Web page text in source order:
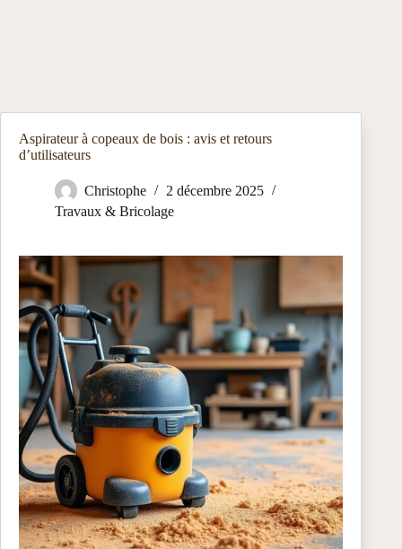
Aspirateur à copeaux de bois : avis et retours
d’utilisateurs
Christophe
2 décembre 2025
Travaux & Bricolage